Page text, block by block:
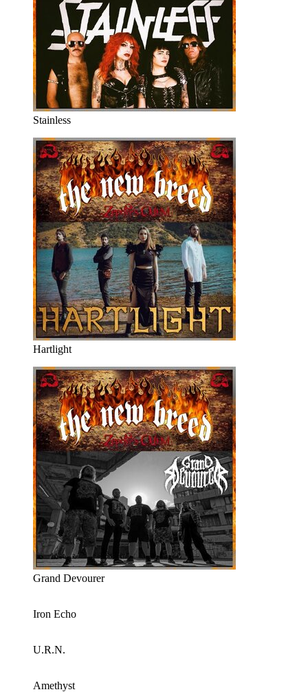
Stainless
Hartlight
Grand Devourer
Iron Echo
U.R.N.
Amethyst